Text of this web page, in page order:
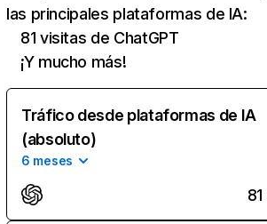
las principales plataformas de IA:
81 visitas de ChatGPT
¡Y mucho más!
Tráfico desde plataformas de IA
(absoluto)
6 meses
81